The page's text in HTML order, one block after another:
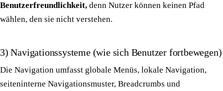
Benutzerfreundlichkeit, denn Nutzer können keinen Pfad
wählen, den sie nicht verstehen.
3) Navigationssysteme (wie sich Benutzer fortbewegen)
Die Navigation umfasst globale Menüs, lokale Navigation,
seiteninterne Navigationsmuster, Breadcrumbs und